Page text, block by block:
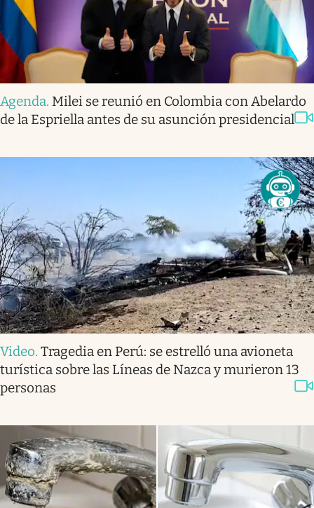
Agenda. Milei se reunió en Colombia con Abelardo
de la Espriella antes de su asunción presidencial
Video. Tragedia en Perú: se estrelló una avioneta
turística sobre las Líneas de Nazca y murieron 13
personas